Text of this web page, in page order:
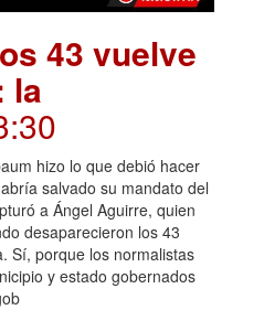
43 vuelve
la
hizo lo que debió hacer
salvado su mandato del
a Ángel Aguirre, quien
desaparecieron los 43
Sí, porque los normalistas
y estado gobernados